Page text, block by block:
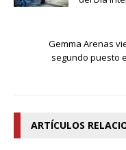
Gemma Arenas
segundo puesto
ARTÍCULOS